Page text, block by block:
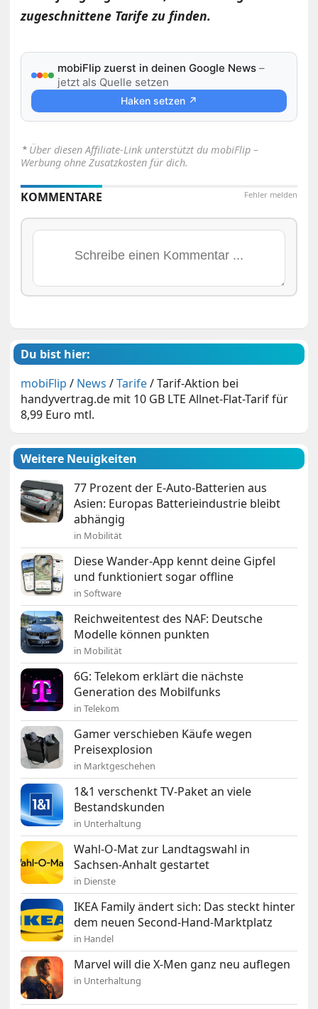
zugeschnittene Tarife zu finden.
mobiFlip zuerst in deinen Google News –
jetzt als Quelle setzen
Haken setzen ↗
⋆ Über diesen Affiliate-Link unterstützt du mobiFlip –
Werbung ohne Zusatzkosten für dich.
Fehler melden
KOMMENTARE
Du bist hier:
mobiFlip / News /Tarife/Tarif-Aktion bei
handyvertrag.de mit 10 GB LTE Allnet-Flat-Tarif für
8,99 Euro mtl.
Weitere Neuigkeiten
77 Prozent der E-Auto-Batterien aus
Asien: Europas Batterieindustrie bleibt
abhängig
in Mobilität
Diese Wander-App kennt deine Gipfel
und funktioniert sogar offline
in Software
Reichweitentest des NAF: Deutsche
Modelle können punkten
in Mobilität
6G: Telekom erklärt die nächste
Generation des Mobilfunks
in Telekom
Gamer verschieben Käufe wegen
Preisexplosion
in Marktgeschehen
1&1 verschenkt TV-Paket an viele
Bestandskunden
in Unterhaltung
Wahl-O-Mat zur Landtagswahl in
Sachsen-Anhalt gestartet
in Dienste
IKEA Family ändert sich: Das steckt hinter
dem neuen Second-Hand-Marktplatz
in Handel
Marvel will die X-Men ganz neu auflegen
in Unterhaltung